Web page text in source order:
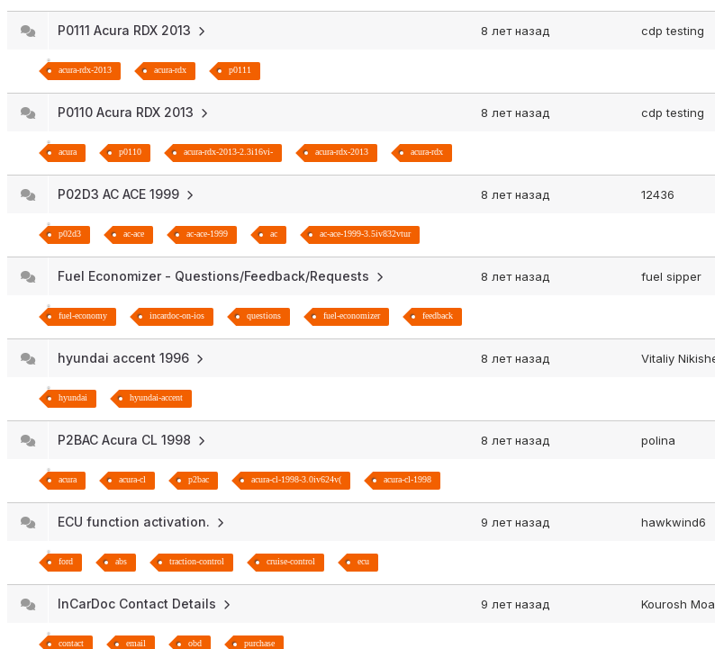
P0111 Acura RDX 2013 8 лет назад cdp testing
acura-rdx-2013 acura-rdx p0111
P0110 Acura RDX 2013 8 лет назад cdp testing
acura p0110 acura-rdx-2013-2.3i16vi- acura-rdx-2013 acura-rdx
P02D3 AC ACE 1999 8 лет назад 12436
p02d3 ac-ace ac-ace-1999 ac ac-ace-1999-3.5iv832vtur
Fuel Economizer - Questions/Feedback/Requests 8 лет назад fuel sipper
fuel-economy incardoc-on-ios questions fuel-economizer feedback
hyundai accent 1996 8 лет назад Vitaliy
hyundai hyundai-accent
P2BAC Acura CL 1998 8 лет назад polina
acura acura-cl p2bac acura-cl-1998-3.0iv624v( acura-cl-1998
ECU function activation. 9 лет назад hawkwind6
ford abs traction-control cruise-control ecu
InCarDoc Contact Details 9 лет назад Kourosh
contact email obd purchase